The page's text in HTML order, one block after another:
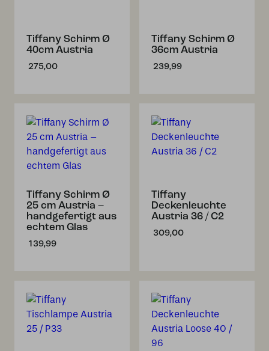
Tiffany Schirm Ø
40cm Austria
275,00
Tiffany Schirm Ø
36cm Austria
239,99
Tiffany Schirm Ø
25 cm Austria –
handgefertigt aus
echtem Glas
139,99
Tiffany
Deckenleuchte
Austria 36 / C2
309,00